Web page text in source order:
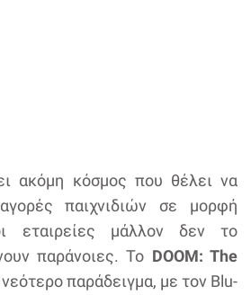
ακόμη κόσμος που θέλει να
παιχνιδιών σε μορφή
εταιρείες μάλλον δεν το
παράνοιες. Το DOOM: The
νεότερο παράδειγμα, με τον Blu-